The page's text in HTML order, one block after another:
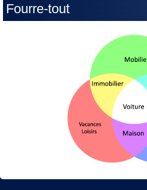
Fourre-tout